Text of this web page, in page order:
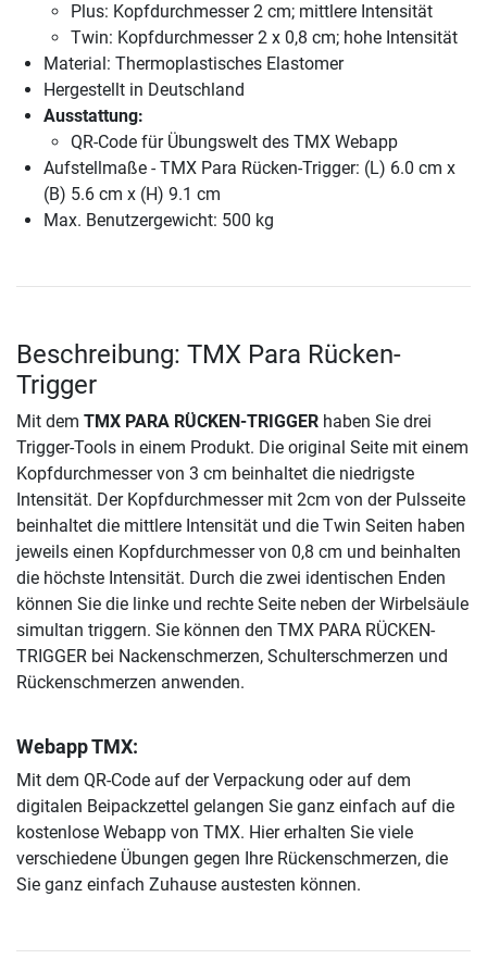
Plus: Kopfdurchmesser 2 cm; mittlere Intensität
Twin: Kopfdurchmesser 2 x 0,8 cm; hohe Intensität
Material: Thermoplastisches Elastomer
Hergestellt in Deutschland
Ausstattung:
QR-Code für Übungswelt des TMX Webapp
Aufstellmaße - TMX Para Rücken-Trigger: (L) 6.0 cm x
(B) 5.6 cm x (H) 9.1 cm
Max. Benutzergewicht: 500 kg
Beschreibung: TMX Para Rücken-
Trigger
Mit dem TMX PARA RÜCKEN-TRIGGER haben Sie drei
Trigger-Tools in einem Produkt. Die original Seite mit einem
Kopfdurchmesser von 3 cm beinhaltet die niedrigste
Intensität. Der Kopfdurchmesser mit 2cm von der Pulsseite
beinhaltet die mittlere Intensität und die Twin Seiten haben
jeweils einen Kopfdurchmesser von 0,8 cm und beinhalten
die höchste Intensität. Durch die zwei identischen Enden
können Sie die linke und rechte Seite neben der Wirbelsäule
simultan triggern. Sie können den TMX PARA RÜCKEN-
TRIGGER bei Nackenschmerzen, Schulterschmerzen und
Rückenschmerzen anwenden.
Webapp TMX:
Mit dem QR-Code auf der Verpackung oder auf dem
digitalen Beipackzettel gelangen Sie ganz einfach auf die
kostenlose Webapp von TMX. Hier erhalten Sie viele
verschiedene Übungen gegen Ihre Rückenschmerzen, die
Sie ganz einfach Zuhause austesten können.